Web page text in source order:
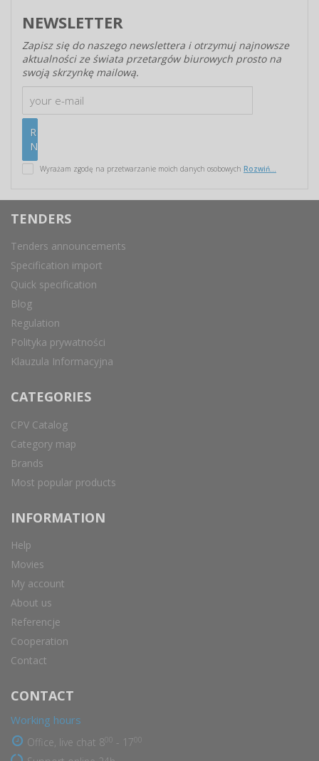
NEWSLETTER
Zapisz się do naszego newslettera i otrzymuj najnowsze
aktualności ze świata przetargów biurowych prosto na
swoją skrzynkę mailową.
Wyrażam zgodę na przetwarzanie moich danych osobowych Rozwiń...
TENDERS
Tenders announcements
Specification import
Quick specification
Blog
Regulation
Polityka prywatności
Klauzula Informacyjna
CATEGORIES
CPV Catalog
Category map
Brands
Most popular products
INFORMATION
Help
Movies
My account
About us
Referencje
Cooperation
Contact
CONTACT
Working hours
Office, live chat 8 - 17